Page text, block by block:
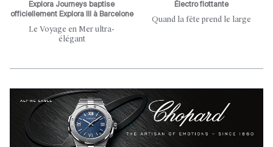
Explora Journeys baptise
officiellement Explora III à Barcelone
Le Voyage en Mer ultra-
élégant
Électro flottante
Quand la fête prend le large